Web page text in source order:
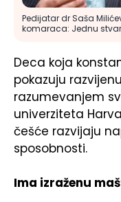
Pedijatar dr Saša
komaraca: Jednu
Deca koja
pokazuju
razumevanjem
univerziteta
češće razvijaju
sposobnosti.
Ima izraženu